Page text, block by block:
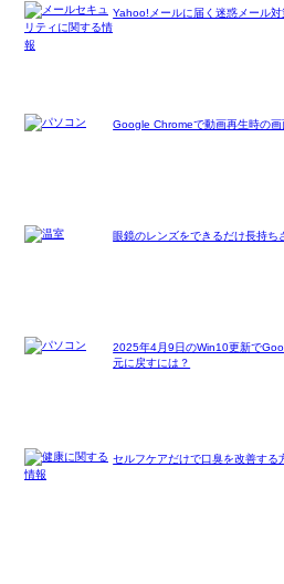
Yahoo!メールに届く迷惑メール対
Google Chromeで動画再生時の
眼鏡のレンズをできるだけ長持ち
2025年4月9日のWin10更新で
元に戻すには？
セルフケアだけで口臭を改善する